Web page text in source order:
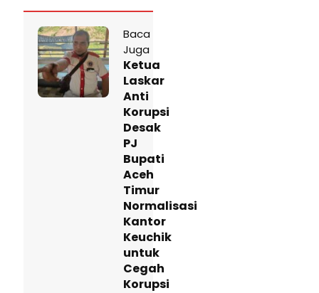
Baca
Juga
Ketua
Laskar
Anti
Korupsi
Desak
PJ
Bupati
Aceh
Timur
Normalisasi
Kantor
Keuchik
untuk
Cegah
Korupsi